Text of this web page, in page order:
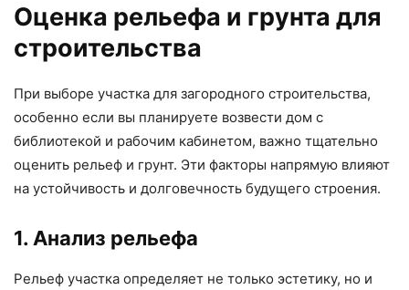
Оценка рельефа и грунта для
строительства
При выборе участка для загородного строительства,
особенно если вы планируете возвести дом с
библиотекой и рабочим кабинетом, важно тщательно
оценить рельеф и грунт. Эти факторы напрямую влияют
на устойчивость и долговечность будущего строения.
1. Анализ рельефа
Рельеф участка определяет не только эстетику, но и